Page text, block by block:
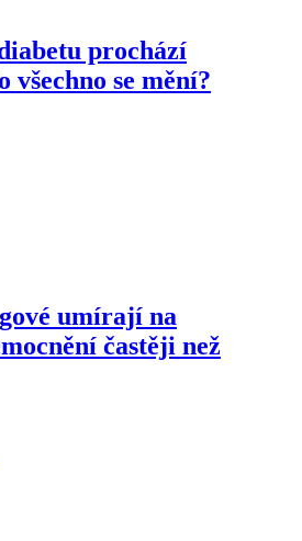
prochází
se mění?
umírají na
častěji než